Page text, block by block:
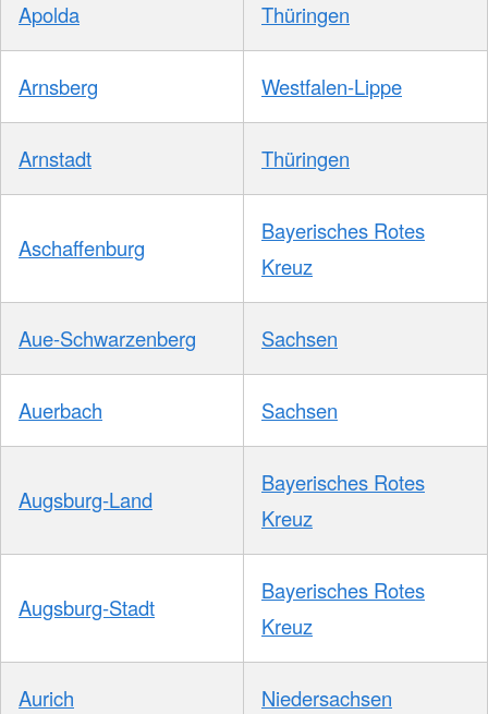
Apolda Thüringen
Arnsberg Westfalen-Lippe
Arnstadt Thüringen
Aschaffenburg
Bayerisches Rotes
Kreuz
Aue-Schwarzenberg Sachsen
Auerbach Sachsen
Augsburg-Land
Bayerisches Rotes
Kreuz
Augsburg-Stadt
Bayerisches Rotes
Kreuz
Aurich Niedersachsen